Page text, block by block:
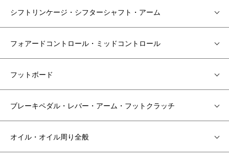
シフトリンケージ・シフターシャフト・アーム
フォアードコントロール・ミッドコントロール
フットボード
ブレーキペダル・レバー・アーム・フットクラッチ
オイル・オイル周り全般